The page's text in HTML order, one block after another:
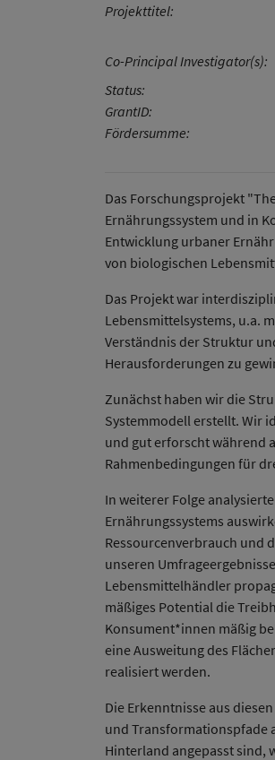
Projekttitel:
Co-Principal Investigator(s):
Status:
GrantID:
Fördersumme:
Das Forschungsprojekt
Ernährungssystem und in
Entwicklung urbaner
von biologischen
Das Projekt war
Lebensmittelsystems, u.a.
Verständnis der Struktur
Herausforderungen zu
Zunächst haben wir die
Systemmodell erstellt. Wir
und gut erforscht während
Rahmenbedingungen für
In weiterer Folge
Ernährungssystems
Ressourcenverbrauch und
unseren
Lebensmittelhändler
mäßiges Potential die
Konsument*innen mäßig
eine Ausweitung des
realisiert werden.
Die Erkenntnisse aus
und Transformationspfade
Hinterland angepasst sind,